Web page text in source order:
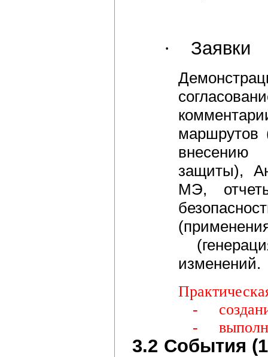
· Заявки
маршрутов
внесению
защиты),
МЭ,
изменений.
-
-
3.2 События